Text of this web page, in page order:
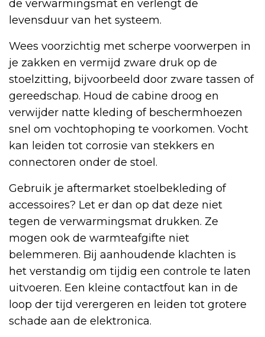
de verwarmingsmat en verlengt de
levensduur van het systeem.
Wees voorzichtig met scherpe voorwerpen in
je zakken en vermijd zware druk op de
stoelzitting, bijvoorbeeld door zware tassen of
gereedschap. Houd de cabine droog en
verwijder natte kleding of beschermhoezen
snel om vochtophoping te voorkomen. Vocht
kan leiden tot corrosie van stekkers en
connectoren onder de stoel.
Gebruik je aftermarket stoelbekleding of
accessoires? Let er dan op dat deze niet
tegen de verwarmingsmat drukken. Ze
mogen ook de warmteafgifte niet
belemmeren. Bij aanhoudende klachten is
het verstandig om tijdig een controle te laten
uitvoeren. Een kleine contactfout kan in de
loop der tijd verergeren en leiden tot grotere
schade aan de elektronica.